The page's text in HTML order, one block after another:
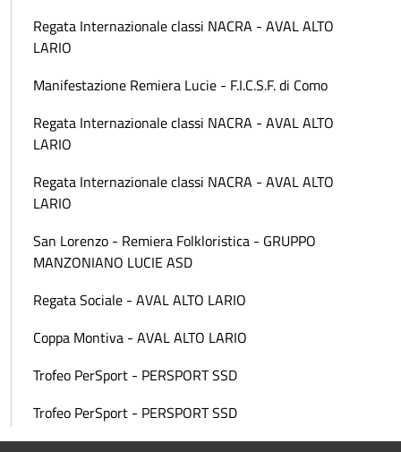
Regata Internazionale classi NACRA - AVAL ALTO
LARIO
Manifestazione Remiera Lucie - F.I.C.S.F. di Como
Regata Internazionale classi NACRA - AVAL ALTO
LARIO
Regata Internazionale classi NACRA - AVAL ALTO
LARIO
San Lorenzo - Remiera Folkloristica - GRUPPO
MANZONIANO LUCIE ASD
Regata Sociale - AVAL ALTO LARIO
Coppa Montiva - AVAL ALTO LARIO
Trofeo PerSport - PERSPORT SSD
Trofeo PerSport - PERSPORT SSD